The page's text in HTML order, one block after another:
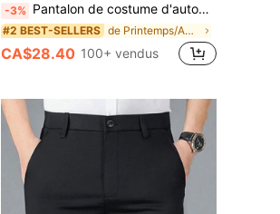
-3% Pantalon de costume d'automne pour hommes, pantalon casual minimaliste à jambe droite à la mode, style minimaliste ample pour hommes, pantalon droit résistant aux plis de couleur unie
#2 BEST-SELLERS de Printemps/Automne Pantalon de costume pour homm
CA$28.40 100+ vendus